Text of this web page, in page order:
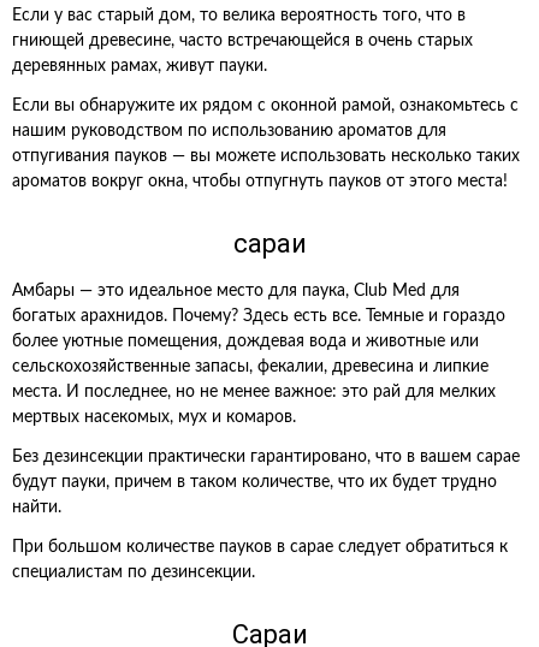
Если у вас старый дом, то велика вероятность того, что в
гниющей древесине, часто встречающейся в очень старых
деревянных рамах, живут пауки.
Если вы обнаружите их рядом с оконной рамой, ознакомьтесь с
нашим руководством по использованию ароматов для
отпугивания пауков — вы можете использовать несколько таких
ароматов вокруг окна, чтобы отпугнуть пауков от этого места!
сараи
Амбары — это идеальное место для паука, Club Med для
богатых арахнидов. Почему? Здесь есть все. Темные и гораздо
более уютные помещения, дождевая вода и животные или
сельскохозяйственные запасы, фекалии, древесина и липкие
места. И последнее, но не менее важное: это рай для мелких
мертвых насекомых, мух и комаров.
Без дезинсекции практически гарантировано, что в вашем сарае
будут пауки, причем в таком количестве, что их будет трудно
найти.
При большом количестве пауков в сарае следует обратиться к
специалистам по дезинсекции.
Сараи